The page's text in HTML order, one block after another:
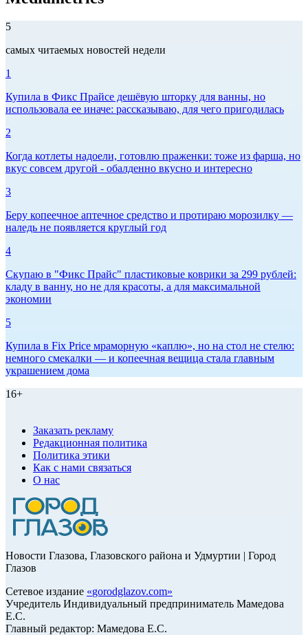
5
самых читаемых новостей недели
1
Купила в Фикс Прайсе дешёвую шторку для ванны, но
использовала ее иначе: рассказываю, для чего пригодилась
2
Когда котлеты надоели, готовлю праженки: тоже из фарша, но
вкус совсем другой - обалденно вкусно и интересно
3
Беру копеечное аптечное средство и протираю морозилку —
наледь не появляется круглый год
4
Скупаю в "Фикс Прайс" пластиковые коврики за 299 рублей:
кладу в ванну, но не для красоты, а для максимальной
экономии
5
Купила в Fix Price мраморную «каплю», но на стол не стелю:
немного смекалки — и копеечная вещица стала главным
украшением дома
16+
Заказать рекламу
Редакционная политика
Политика этики
Как с нами связаться
О нас
Новости Глазова, Глазовского района и Удмуртии | Город
Глазов
Сетевое издание «gorodglazov.com»
Учредитель Индивидуальный предприниматель Мамедова
Е.С.
Главный редактор: Мамедова Е.С.